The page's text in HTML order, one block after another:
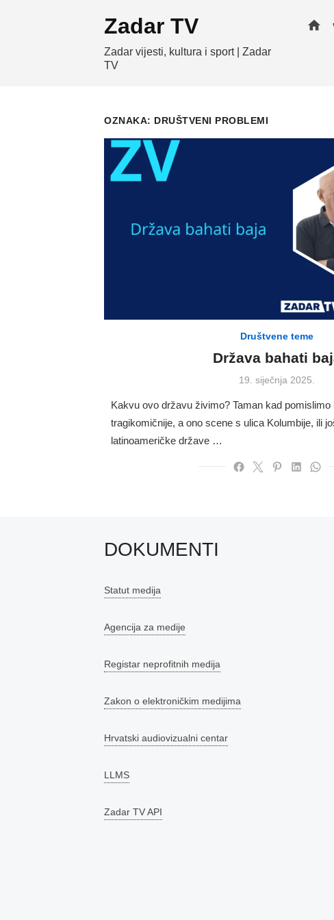
Zadar TV
Zadar vijesti, kultura i sport | Zadar
TV
home
OZNAKA: DRUŠTVENI PROBLEMI
Društvene teme
Država bahati
Posted
19. siječnja 2025.
Kakvu ovo državu živimo? Taman kad
tragikomičnije, a ono scene s ulica Kolumbije, ili
latinoameričke države …
DOKUMENTI
Statut medija
Agencija za medije
Registar neprofitnih medija
Zakon o elektroničkim medijima
Hrvatski audiovizualni centar
LLMS
Zadar TV API